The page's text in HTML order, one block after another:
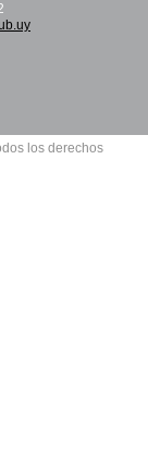
los derechos